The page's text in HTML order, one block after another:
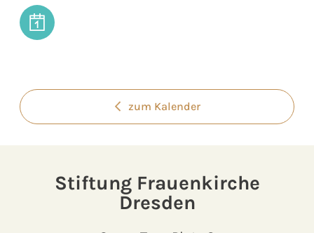
zum Kalender
Stiftung Frauenkirche
Dresden